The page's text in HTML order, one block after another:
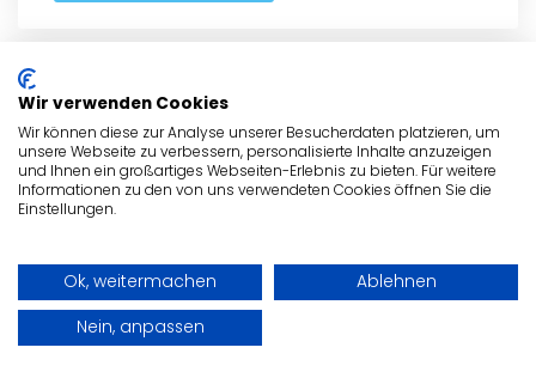
- Anzeige -
Wir verwenden Cookies
Wir können diese zur Analyse unserer Besucherdaten platzieren, um
unsere Webseite zu verbessern, personalisierte Inhalte anzuzeigen
und Ihnen ein großartiges Webseiten-Erlebnis zu bieten. Für weitere
Informationen zu den von uns verwendeten Cookies öffnen Sie die
Einstellungen.
Ok, weitermachen
Ablehnen
Nein, anpassen